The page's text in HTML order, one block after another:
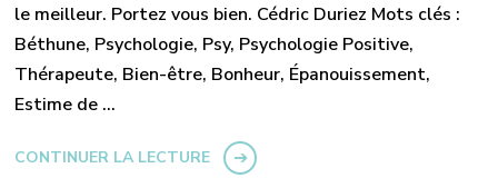
le meilleur. Portez vous bien. Cédric Duriez Mots clés :
Béthune, Psychologie, Psy, Psychologie Positive,
Thérapeute, Bien-être, Bonheur, Épanouissement,
Estime de …
CONTINUER LA LECTURE